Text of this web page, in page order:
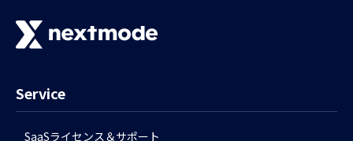
Service
SaaSライセンス＆サポート